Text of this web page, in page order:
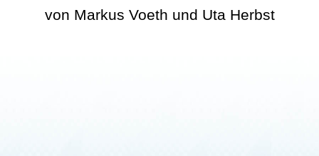
von Markus Voeth und Uta Herbst